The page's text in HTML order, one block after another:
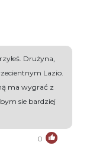
Drużyna,
Lazio.
ma wygrać z
sie bardziej
0